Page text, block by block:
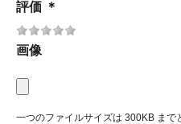
評価 ＊
画像
一つのファイルサイズは 300KB まで